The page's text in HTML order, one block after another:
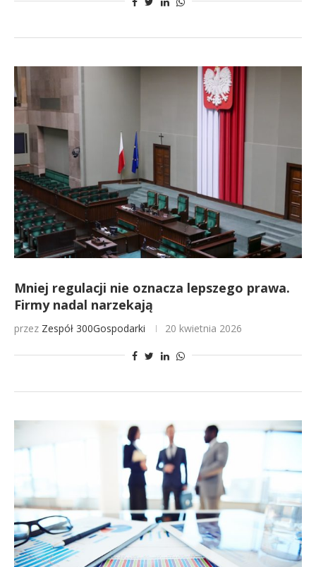
Mniej regulacji nie oznacza lepszego prawa.
Firmy nadal narzekają
przez Zespół 300Gospodarki 20 kwietnia 2026